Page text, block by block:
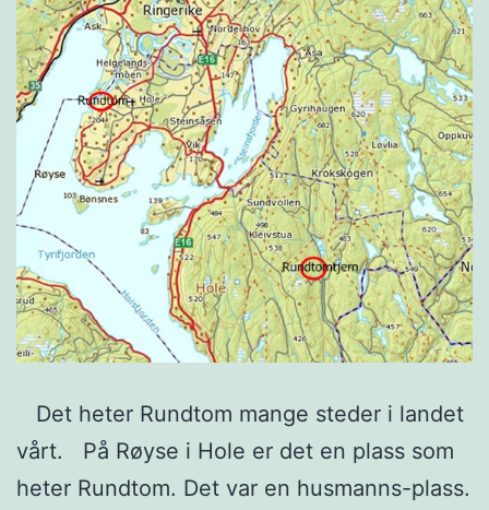
Det heter Rundtom mange steder i landet
vårt. På Røyse i Hole er det en plass som
heter Rundtom. Det var en husmanns-plass.